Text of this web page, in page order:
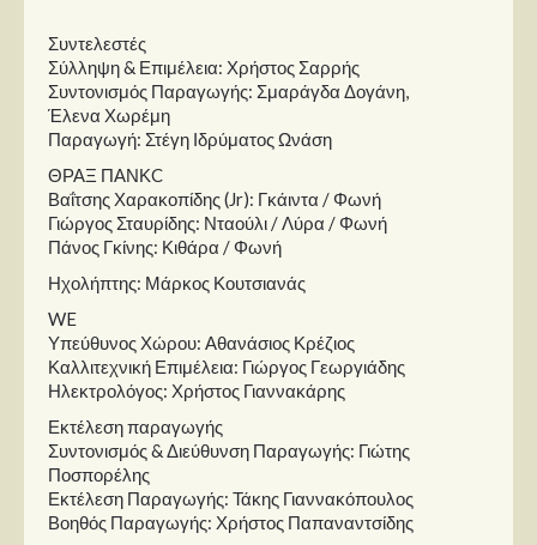
Συντελεστές
Σύλληψη & Επιμέλεια: Χρήστος Σαρρής
Συντονισμός Παραγωγής: Σμαράγδα Δογάνη,
Έλενα Χωρέμη
Παραγωγή: Στέγη Ιδρύματος Ωνάση
ΘΡΑΞ ΠΑΝΚC
Βαΐτσης Χαρακοπίδης (Jr): Γκάιντα / Φωνή
Γιώργος Σταυρίδης: Νταούλι / Λύρα / Φωνή
Πάνος Γκίνης: Κιθάρα / Φωνή
Ηχολήπτης: Μάρκος Κουτσιανάς
WE
Υπεύθυνος Χώρου: Αθανάσιος Κρέζιος
Καλλιτεχνική Επιμέλεια: Γιώργος Γεωργιάδης
Ηλεκτρολόγος: Χρήστος Γιαννακάρης
Εκτέλεση παραγωγής
Συντονισμός & Διεύθυνση Παραγωγής: Γιώτης
Ποσπορέλης
Εκτέλεση Παραγωγής: Τάκης Γιαννακόπουλος
Βοηθός Παραγωγής: Χρήστος Παπαναντσίδης